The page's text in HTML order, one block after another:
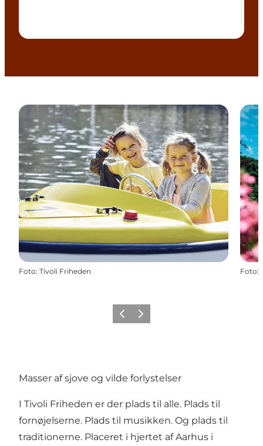
Foto: Tivoli Friheden Foto:
ForrigeNæste
Masser af sjove og vilde forlystelser
I Tivoli Friheden er der plads til alle. Plads til
fornøjelserne. Plads til musikken. Og plads til
traditionerne. Placeret i hjertet af Aarhus i